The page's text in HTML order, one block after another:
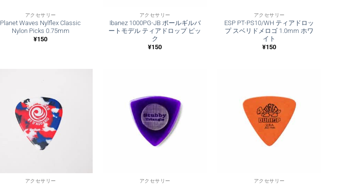
アクセサリー
Planet Waves Nylflex Classic
Nylon Picks 0.75mm
¥150
アクセサリー
Ibanez 1000PG-JB ポールギルバ
ートモデル ティアドロップ ピッ
ク
¥150
アクセサリー
ESP PT-PS10/WH ティアドロッ
プ スベリドメロゴ 1.0mm ホワ
イト
¥150
アクセサリー アクセサリー アクセサリー